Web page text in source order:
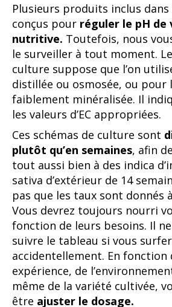
Plusieurs produits inclus
conçus pour réguler le pH
nutritive. Toutefois, nous
le surveiller à tout moment.
culture suppose que l’on
distillée ou osmosée, ou pour
faiblement minéralisée. Il
les valeurs d’EC appropriées.
Ces schémas de culture sont
plutôt qu’en semaines, afin
tout aussi bien à des indica
sativa d’extérieur de 14
pas que les taux sont donnés
Vous devrez toujours nourri
fonction de leurs besoins. Il
suivre le tableau si vous
accidentellement. En fonction
expérience, de
même de la variété cultivée,
être ajuster le dosage.